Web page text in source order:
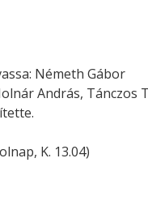
Németh Gábor
András, Tánczos
K. 13.04)